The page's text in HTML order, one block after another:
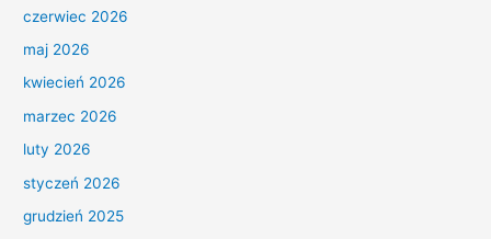
czerwiec 2026
maj 2026
kwiecień 2026
marzec 2026
luty 2026
styczeń 2026
grudzień 2025